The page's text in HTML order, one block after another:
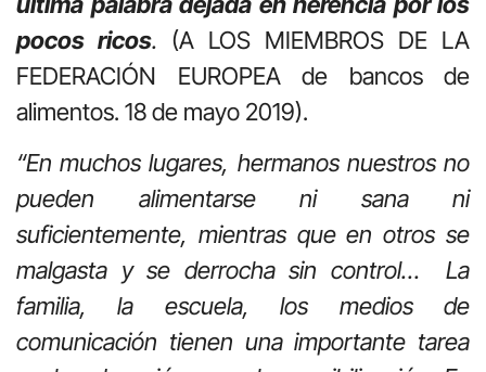
pocos ricos. (A LOS MIEMBROS DE LA
FEDERACIÓN EUROPEA de bancos de
alimentos. 18 de mayo 2019).
“En muchos lugares, hermanos nuestros no
pueden alimentarse ni sana ni
suficientemente, mientras que en otros se
malgasta y se derrocha sin control…
La
familia, la escuela, los medios de
comunicación tienen una importante tarea